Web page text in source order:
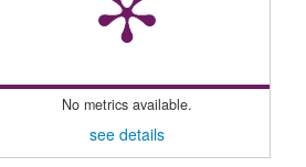
No metrics available.
see details